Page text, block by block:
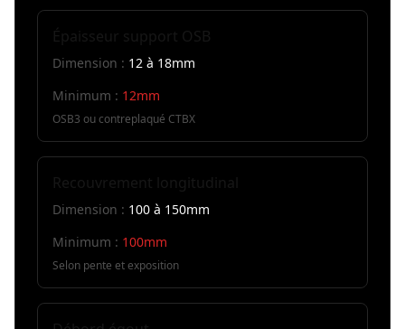
Dimension : 12 à 18mm
Minimum : 12mm
OSB3 ou contreplaqué CTBX
Dimension : 100 à 150mm
Minimum : 100mm
Selon pente et exposition